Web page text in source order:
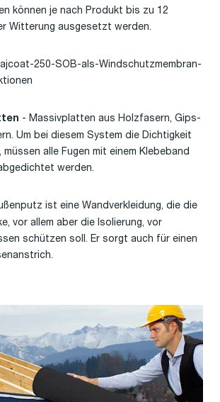
können je nach Produkt bis zu 12
Witterung ausgesetzt werden.
250-SOB-als-Windschutzmembran-
- Massivplatten aus Holzfasern, Gips-
Um bei diesem System die Dichtigkeit
alle Fugen mit einem Klebeband
werden.
ist eine Wandverkleidung, die die
vor allem aber die Isolierung, vor
schützen soll. Er sorgt auch für einen